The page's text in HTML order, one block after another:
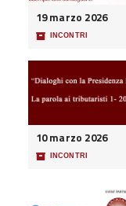
19 marzo 2026
📦 INCONTRI
10 marzo 2026
📦 INCONTRI